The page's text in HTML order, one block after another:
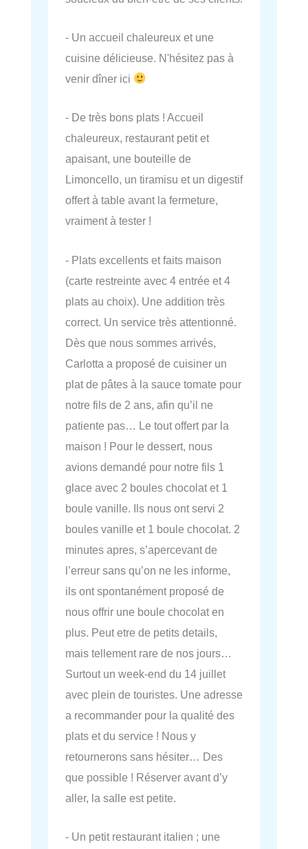
- Un accueil chaleureux et une
cuisine délicieuse. N'hésitez pas à
venir dîner ici
- De très bons plats ! Accueil
chaleureux, restaurant petit et
apaisant, une bouteille de
Limoncello, un tiramisu et un digestif
offert à table avant la fermeture,
vraiment à tester !
- Plats excellents et faits maison
(carte restreinte avec 4 entrée et 4
plats au choix). Une addition très
correct. Un service très attentionné.
Dès que nous sommes arrivés,
Carlotta a proposé de cuisiner un
plat de pâtes à la sauce tomate pour
notre fils de 2 ans, afin qu’il ne
patiente pas… Le tout offert par la
maison ! Pour le dessert, nous
avions demandé pour notre fils 1
glace avec 2 boules chocolat et 1
boule vanille. Ils nous ont servi 2
boules vanille et 1 boule chocolat. 2
minutes apres, s’apercevant de
l’erreur sans qu’on ne les informe,
ils ont spontanément proposé de
nous offrir une boule chocolat en
plus. Peut etre de petits details,
mais tellement rare de nos jours…
Surtout un week-end du 14 juillet
avec plein de touristes. Une adresse
a recommander pour la qualité des
plats et du service ! Nous y
retournerons sans hésiter… Des
que possible ! Réserver avant d’y
aller, la salle est petite.
- Un petit restaurant italien ; une